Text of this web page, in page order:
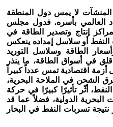
لا يمس دول المنطقة
العالمي بأسره. فدول مجلس
إنتاج وتصدير الطاقة في
أو سلاسل إمداده ينعكس
الطاقة وسلاسل التوريد
قلق في أسواق الطاقة، ما ينذر
أزمة اقتصادية تمس عدداً كبيراً
الشحن في الملاحة البحرية،
أثّر تأثيرًا كبيرًا في حركة
البحرية الدولية، فضلاً عما قد
تسربات النفط في البحار